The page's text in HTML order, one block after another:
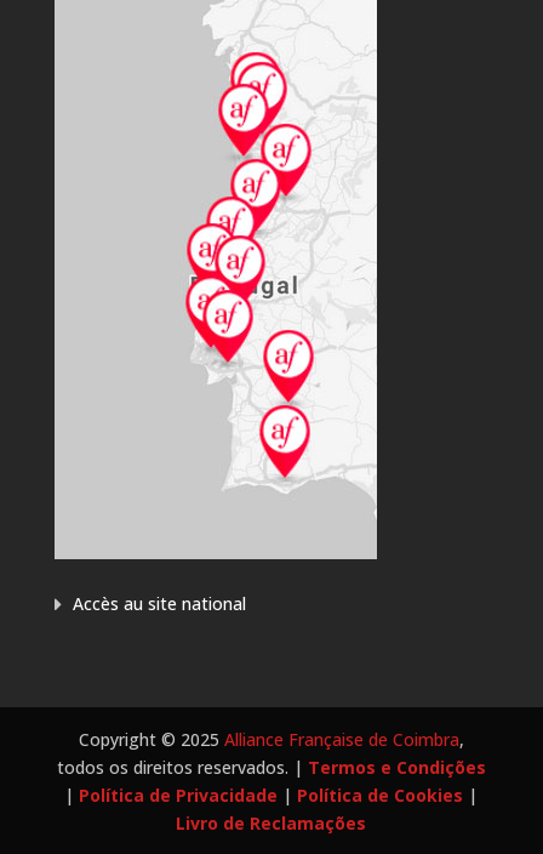
Accès au site national
Copyright © 2025 Alliance Française de Coimbra,
todos os direitos reservados. | Termos e Condições
| Política de Privacidade | Política de Cookies |
Livro de Reclamações